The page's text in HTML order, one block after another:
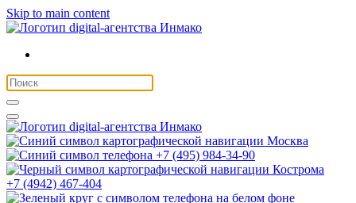
Skip to main content
Москва
+7 (495) 984-34-90
Кострома
+7 (4942) 467-404